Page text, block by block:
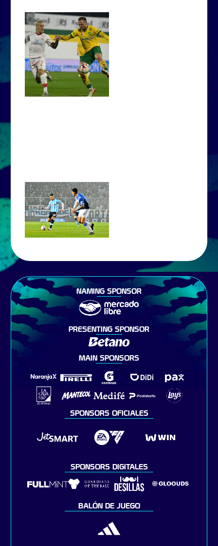
NAMING SPONSOR
PRESENTING SPONSOR
MAIN SPONSORS
SPONSORS OFICIALES
SPONSORS DIGITALES
BALÓN DE JUEGO